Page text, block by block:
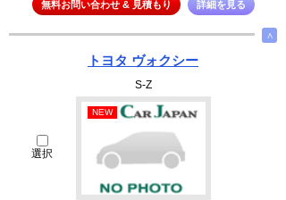
無料お問い合わせ & 見積もり 詳細を見る
∧
トヨタ ヴォクシー
S-Z
選択
NEW